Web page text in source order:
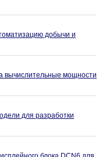
добычи и
вычислительные мощности
для разработки